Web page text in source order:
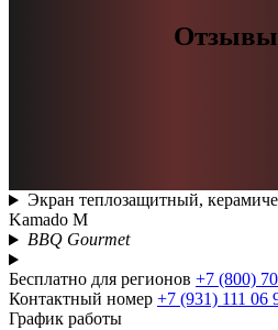
Отзывы
Экран теплозащитный,
Kamado M
BBQ Gourmet
Бесплатно для регионов +7 (800)
Контактный номер +7 (931) 111 06
График работы